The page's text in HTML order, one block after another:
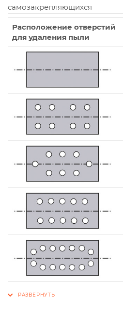
самозакрепляющихся
Расположение отверстий
для удаления пыли